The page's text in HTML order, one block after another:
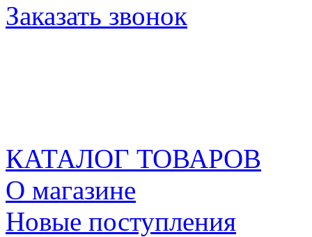
Заказать звонок
КАТАЛОГ ТОВАРОВ
О магазине
Новые поступления